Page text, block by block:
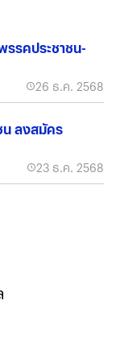
รคประชาชน-
26 ธ.ค. 2568
น ลงสมัคร
23 ธ.ค. 2568